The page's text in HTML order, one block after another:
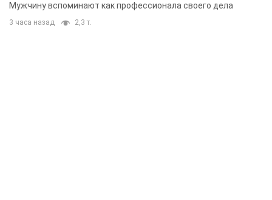
Мужчину вспоминают как профессионала своего дела
3 часа назад 2,3 т.